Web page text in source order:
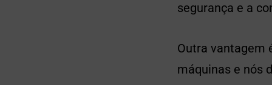
segurança e a
Outra vantagem
máquinas e nós